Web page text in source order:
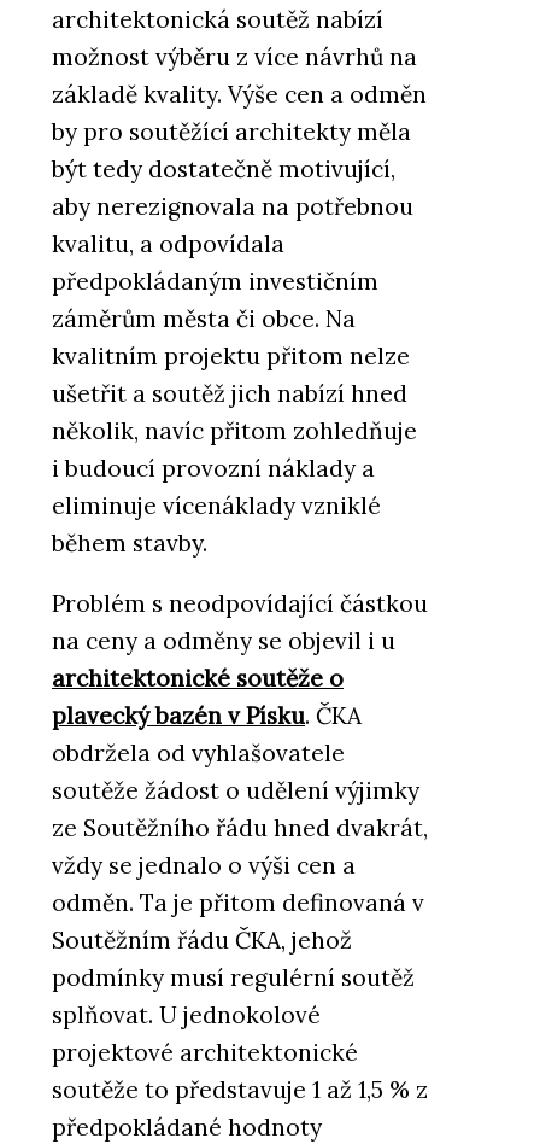
architektonická soutěž nabízí
možnost výběru z více návrhů na
základě kvality. Výše cen a odměn
by pro soutěžící architekty měla
být tedy dostatečně motivující,
aby nerezignovala na potřebnou
kvalitu, a odpovídala
předpokládaným investičním
záměrům města či obce. Na
kvalitním projektu přitom nelze
ušetřit a soutěž jich nabízí hned
několik, navíc přitom zohledňuje
i budoucí provozní náklady a
eliminuje vícenáklady vzniklé
během stavby.
Problém s neodpovídající částkou
na ceny a odměny se objevil i u
architektonické soutěže o
plavecký bazén v Písku. ČKA
obdržela od vyhlašovatele
soutěže žádost o udělení výjimky
ze Soutěžního řádu hned dvakrát,
vždy se jednalo o výši cen a
odměn. Ta je přitom definovaná v
Soutěžním řádu ČKA, jehož
podmínky musí regulérní soutěž
splňovat. U jednokolové
projektové architektonické
soutěže to představuje 1 až 1,5 % z
předpokládané hodnoty